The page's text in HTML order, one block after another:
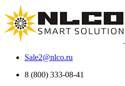
Sale2@nlco.ru
8 (800) 333-08-41